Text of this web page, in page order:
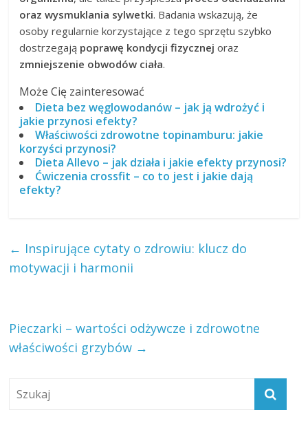
oraz wysmuklania sylwetki. Badania wskazują, że
osoby regularnie korzystające z tego sprzętu szybko
dostrzegają poprawę kondycji fizycznej oraz
zmniejszenie obwodów ciała.
Może Cię zainteresować
Dieta bez węglowodanów – jak ją wdrożyć i
jakie przynosi efekty?
Właściwości zdrowotne topinamburu: jakie
korzyści przynosi?
Dieta Allevo – jak działa i jakie efekty przynosi?
Ćwiczenia crossfit – co to jest i jakie dają
efekty?
← Inspirujące cytaty o zdrowiu: klucz do
motywacji i harmonii
Pieczarki – wartości odżywcze i zdrowotne
właściwości grzybów →